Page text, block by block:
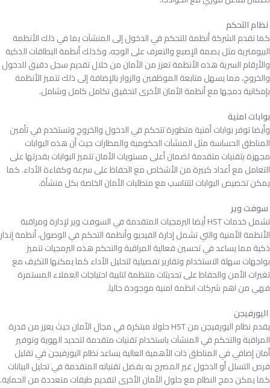
نظام التحكم
كما تقدم الشركة أنظمة للتحكم في الدخول إلى المنشآت بما في ذلك الأنظمة
البيومترية مثل بصمة الإصبع والتعرف على الوجه، وكذلك أنظمة البطاقات الذكية
والأرقام السرية هذه الأنظمة تعزز من الأمان من خلال تقديم سجل دقيق للدخول
والخروج، مما يسهل متابعة الموظفين والزوار بالإضافة إلى ذلك تتميز الأنظمة
بإمكانية دمجها مع أنظمة الأمان الأخرى لتحقيق تكامل كامل وشامل.
بوابات امنية
وأيضا توفر بوابات أمنية متطورة تتحكم في الدخول والخروج وتستخدم في تأمين
المناطق الحساسة مثل المنشآت الحكومية والمطارات حيث أن هذه البوابات
مجهزة بتقنيات متقدمة لضمان أعلى مستويات الأمان تتميز البوابات بقدرتها على
التعامل مع أعداد كبيرة من الأشخاص مع الحفاظ على سرعة وكفاءة الأداء. كما
يمكن تخصيص البوابات لتتناسب مع متطلبات الأمان الخاصة بكل منشأة.
سوفت وير
تشمل خدمات HST أيضا البرمجيات المتقدمة في السوفت وير لإدارة ومراقبة
الأنظمة الأمنية والتي تشمل إدارة الفيديو وأنظمة التحكم في الوصول، أنظمة إنذار
ذكية مما يساعد في تحسين فعالية المراقبة والتحكم هذه البرمجيات تتميز
بواجهات سهلة الاستخدام وتقارير تفصيلية لتحليل الأداء كما يمكنها التكيف مع
تغيرات الأمن والحفاظ على تحديثات منتظمة لتلبية احتياجات العملاء المستمرة
فهي من اهم شركات انظمة امنية موجودة حاليا.
اليورفيجن
يقدم نظام اليورفيجن من HST حلولا مبتكرة في مجال الأمان حيث يعزز من قدرة
المراقبة والتحكم في المنشآت باستخدام تقنيات متقدمة لتحديد الهوية وتوفير
أمان إضافي في المناطق ذات الأهمية العالية يساعد نظام اليورفيجن في تقليل
فرص التسلل أو الدخول غير المصرح به بفضل تقنياته المتقدمة في تحليل البيانات
كما يمكن دمج النظام مع حلول الأمان الأخرى لتقديم طبقات متعددة من الحماية.